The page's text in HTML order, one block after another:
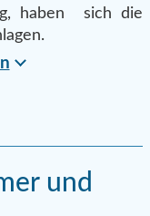
haben sich die
und